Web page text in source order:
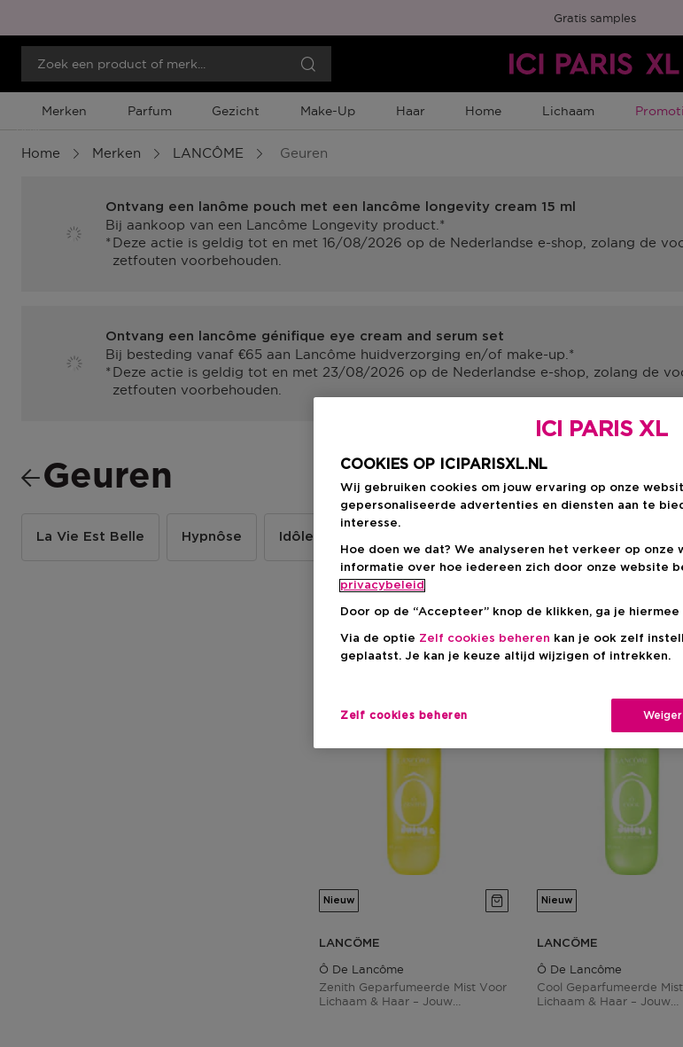
Gratis samples
Merken Parfum Gezicht Make-Up Haar Home Lichaam
Home Merken LANCÔME Geuren
Ontvang een lanôme pouch met een lancôme longevity cream 15 ml
Bij aankoop van een Lancôme Longevity product.*
Deze actie is geldig tot en met 16/08/2026 op de Nederlandse e-shop, zolang de
zetfouten voorbehouden.
Ontvang een lancôme génifique eye cream and serum set
Bij besteding vanaf €65 aan Lancôme huidverzorging en/of make-up.*
Deze actie is geldig tot en met 23/08/2026 op de Nederlandse e-shop, zolang de
zetfouten voorbehouden.
Geuren
La Vie Est Belle Hypnôse Idôle
Nieuw
LANCÔME
Ô De Lancôme
Zenith Geparfumeerde Mist Voor
Lichaam & Haar – Jouw
Nieuw
LANCÔME
Ô De Lancôme
Cool Geparfumeerde
Lichaam & Haar – Jouw
ICI PARIS XL
COOKIES OP ICIPARISXL.NL
Wij gebruiken cookies om jouw ervaring op onze
gepersonaliseerde advertenties en diensten aan te
interesse.
Hoe doen we dat? We analyseren het verkeer op onze
informatie over hoe iedereen zich door onze website
privacybeleid
Door op de “Accepteer” knop de klikken, ga je hiermee
Via de optie Zelf cookies beheren kan je ook zelf
geplaatst. Je kan je keuze altijd wijzigen of intrekken.
Zelf cookies beheren